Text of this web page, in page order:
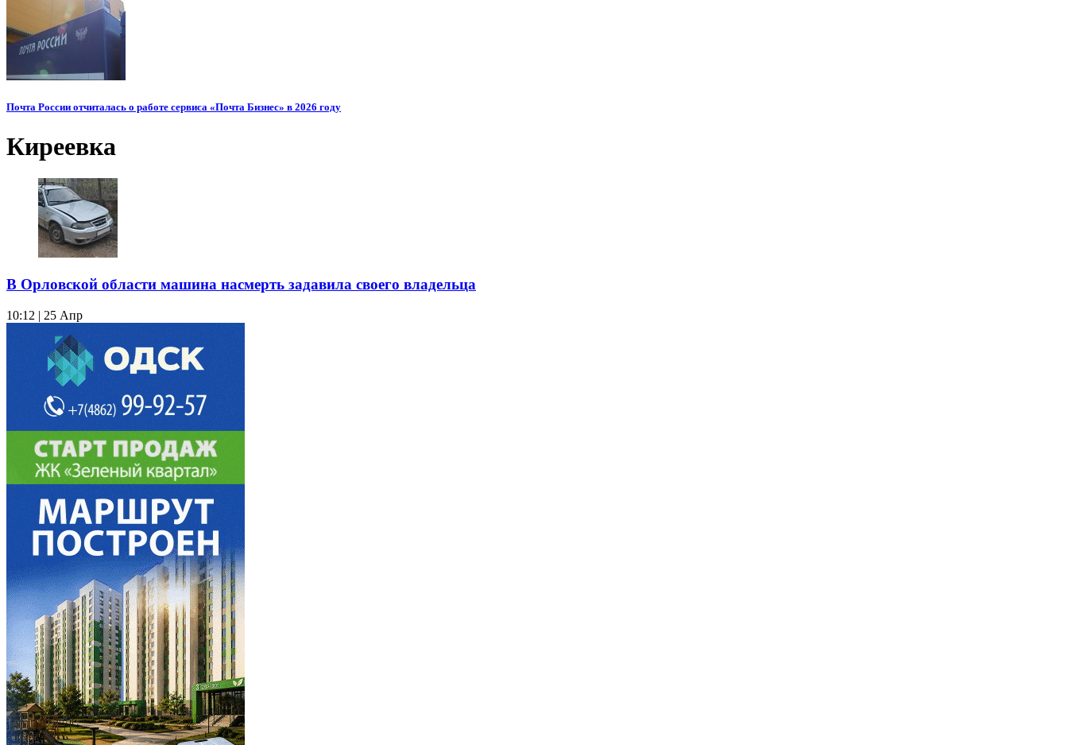
Почта России отчиталась о работе сервиса «Почта Бизнес» в 2026 году
Киреевка
В Орловской области машина насмерть задавила своего владельца
10:12 | 25 Апр